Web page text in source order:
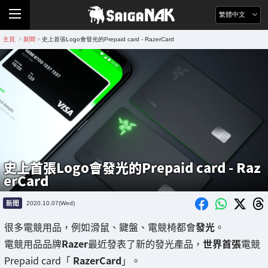
繁體中文
主頁 > 新聞 > 史上首張Logo會發光的Prepaid card - RazerCard
史上首張Logo會發光的Prepaid card - Raz
erCard
新聞 2020.10.07(Wed)
很多電競用品，例如滑鼠、鍵盤、電競椅都會發光 。
電競用品品牌Razer最近發表了新的發光產品， 世界首張電競
Prepaid card「 RazerCard 」。